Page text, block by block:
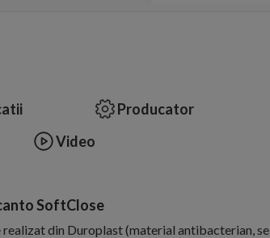
Producator
Video
SoftClose
din Duroplast (material antibacterian, se